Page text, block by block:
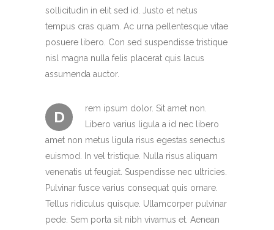
sollicitudin in elit sed id. Justo et netus
tempus cras quam. Ac urna pellentesque vitae
posuere libero. Con sed suspendisse tristique
nisl magna nulla felis placerat quis lacus
assumenda auctor.
D
rem ipsum dolor. Sit amet non.
Libero varius ligula a id nec libero
amet non metus ligula risus egestas senectus
euismod. In vel tristique. Nulla risus aliquam
venenatis ut feugiat. Suspendisse nec ultricies.
Pulvinar fusce varius consequat quis ornare.
Tellus ridiculus quisque. Ullamcorper pulvinar
pede. Sem porta sit nibh vivamus et. Aenean